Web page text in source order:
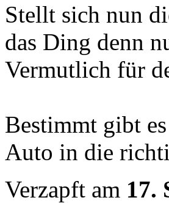
Stellt sich nun
das Ding denn
Vermutlich für
Bestimmt gibt
Auto in die
Verzapft am 17.